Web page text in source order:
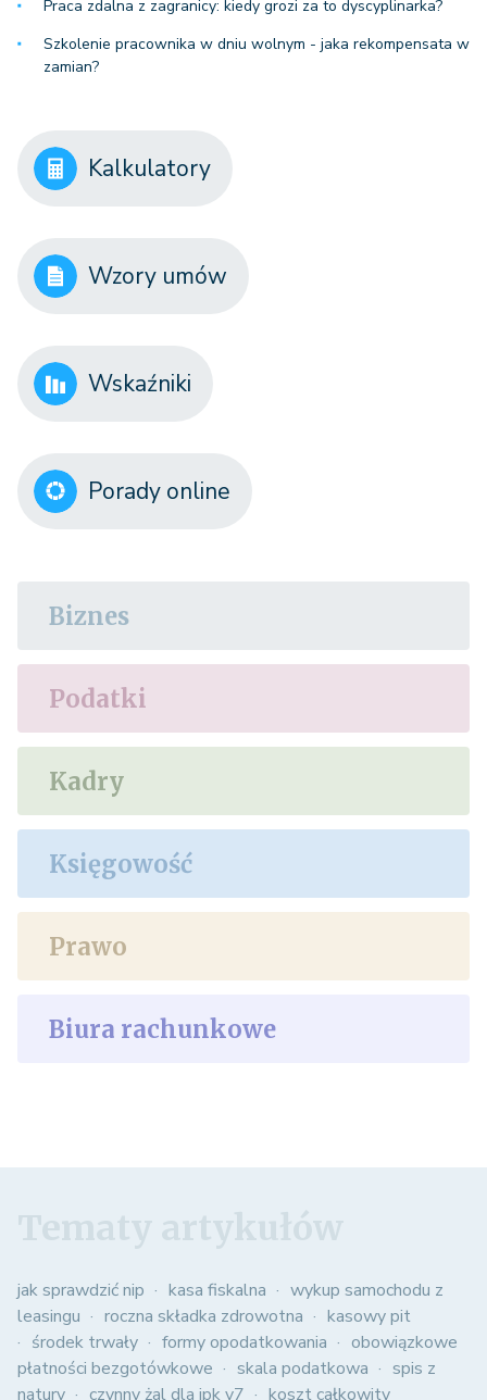
Praca zdalna z zagranicy: kiedy grozi za to dyscyplinarka?
Szkolenie pracownika w dniu wolnym - jaka rekompensata w
zamian?
Kalkulatory
Wzory umów
Wskaźniki
Porady online
Biznes
Podatki
Kadry
Księgowość
Prawo
Biura rachunkowe
jak sprawdzić nip kasa fiskalna
wykup samochodu z
leasingu
roczna składka zdrowotna
kasowy pit
środek trwały
formy opodatkowania
obowiązkowe
płatności bezgotówkowe
skala podatkowa
spis z
natury
czynny żal dla jpk v7 koszt całkowity